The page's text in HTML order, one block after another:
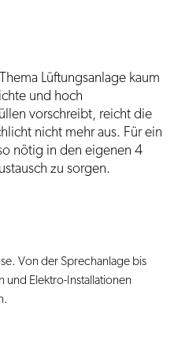
Lüftungsanlage kaum
und hoch
vorschreibt, reicht die
nicht mehr aus. Für ein
nötig in den eigenen 4
zu sorgen.
Von der Sprechanlage bis
und Elektro-Installationen